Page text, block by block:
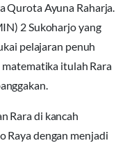
Qurota Ayuna Raharja.
2 Sukoharjo yang
pelajaran penuh
itulah Rara
Rara di kancah
Raya dengan menjadi